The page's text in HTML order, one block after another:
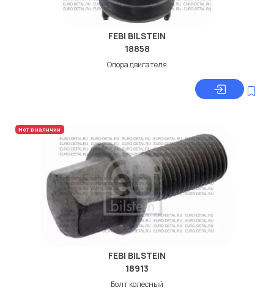
FEBI BILSTEIN
18858
Опора двигателя
Нет в наличии
FEBI BILSTEIN
18913
Болт колесный